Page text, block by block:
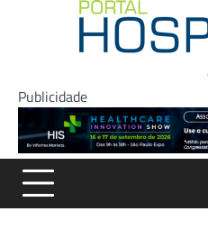
Publicidade